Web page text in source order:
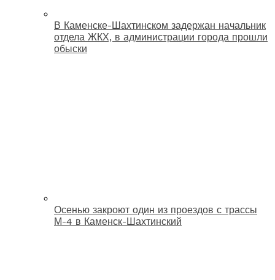
В Каменске-Шахтинском задержан начальник
отдела ЖКХ, в администрации города прошли
обыски
Осенью закроют один из проездов с трассы
М-4 в Каменск-Шахтинский